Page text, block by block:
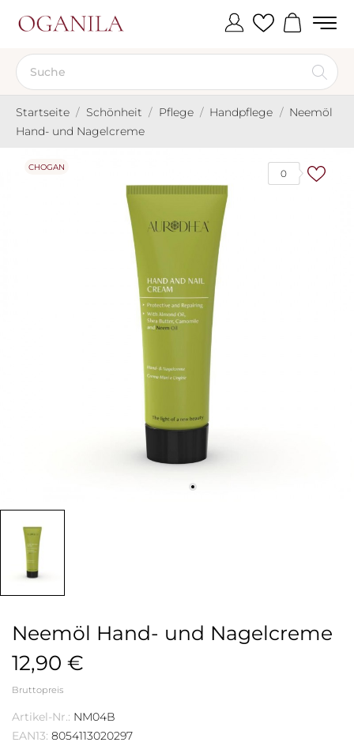
Startseite Schönheit Pflege Handpflege
Neemöl
Hand- und Nagelcreme
0
CHOGAN
Neemöl Hand- und Nagelcreme
12,90 €
Bruttopreis
Artikel-Nr.: NM04B
EAN13: 8054113020297